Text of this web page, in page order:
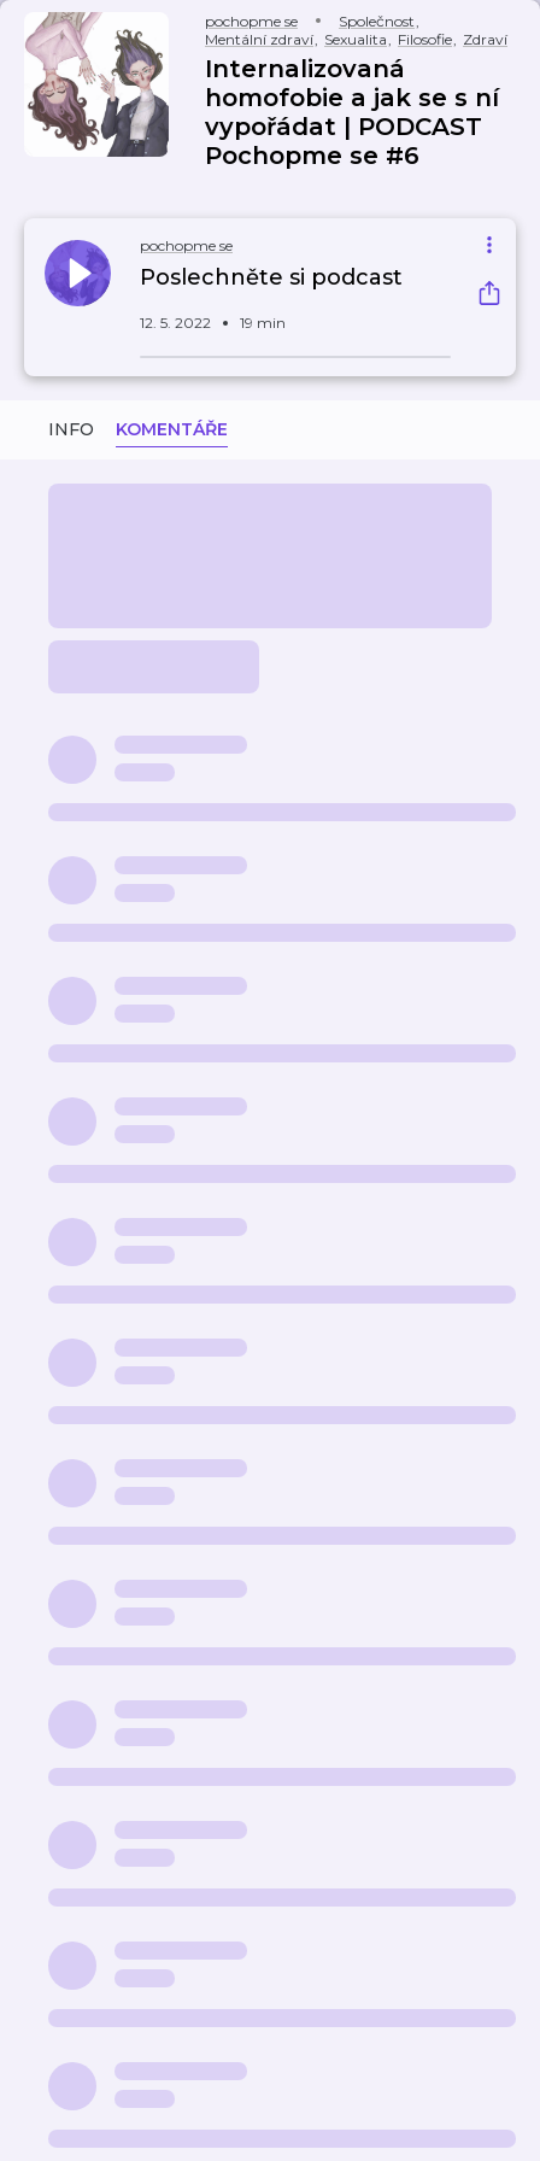
pochopme se Společnost,
Mentální zdraví, Sexualita, Filosofie, Zdraví
Internalizovaná
homofobie a jak se s ní
vypořádat | PODCAST
Pochopme se #6
pochopme se
Poslechněte si podcast
12. 5. 2022 19 min
INFO KOMENTÁŘE